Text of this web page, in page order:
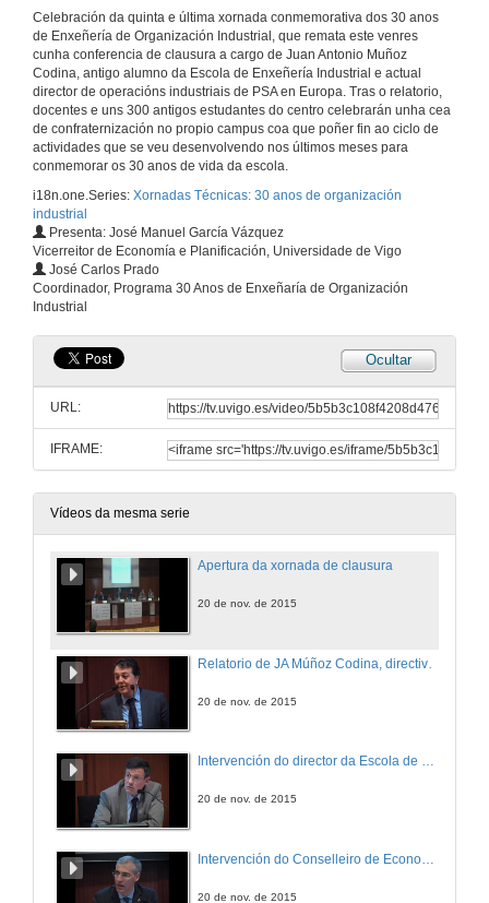
Celebración da quinta e última xornada conmemorativa dos 30 anos
de Enxeñería de Organización Industrial, que remata este venres
cunha conferencia de clausura a cargo de Juan Antonio Muñoz
Codina, antigo alumno da Escola de Enxeñería Industrial e actual
director de operacións industriais de PSA en Europa. Tras o relatorio,
docentes e uns 300 antigos estudantes do centro celebrarán unha cea
de confraternización no propio campus coa que poñer fin ao ciclo de
actividades que se veu desenvolvendo nos últimos meses para
conmemorar os 30 anos de vida da escola.
i18n.one.Series: Xornadas Técnicas: 30 anos de organización
industrial
Presenta: José Manuel García Vázquez
Vicerreitor de Economía e Planificación, Universidade de Vigo
José Carlos Prado
Coordinador, Programa 30 Anos de Enxeñaría de Organización
Industrial
Ocultar
URL:
IFRAME:
Vídeos da mesma serie
Apertura da xornada de clausura
20 de nov. de 2015
20 de nov. de 2015
Intervención do director da Escola de Enxeñería Industrial
20 de nov. de 2015
20 de nov. de 2015